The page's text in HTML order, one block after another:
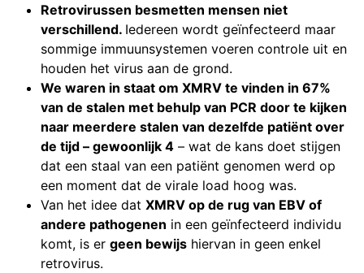
Retrovirussen besmetten mensen niet
verschillend. Iedereen wordt geïnfecteerd maar
sommige immuunsystemen voeren controle uit en
houden het virus aan de grond.
We waren in staat om XMRV te vinden in 67%
van de stalen met behulp van PCR door te kijken
naar meerdere stalen van dezelfde patiënt over
de tijd – gewoonlijk 4 – wat de kans doet stijgen
dat een staal van een patiënt genomen werd op
een moment dat de virale load hoog was.
Van het idee dat XMRV op de rug van EBV of
andere pathogenen in een geïnfecteerd individu
komt, is er geen bewijs hiervan in geen enkel
retrovirus.